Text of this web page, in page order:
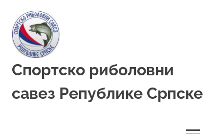
content
Спортско риболовни
савез Републике Српске